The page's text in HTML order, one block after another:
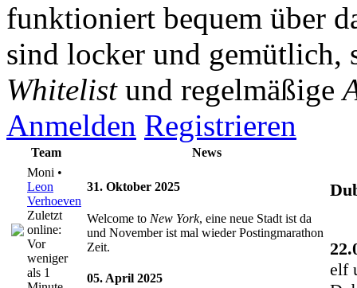
funktioniert bequem über
sind locker und gemütlich,
Whitelistund regelmäßige
Anmelden Registrieren
Team
News
Moni •
Leon
Verhoeven
Zuletzt
online:
Vor
weniger
als 1
31. Oktober 2025
Welcome to New York, eine neue Stadt ist da
und November ist mal wieder Postingmarathon
Zeit.
05. April 2025
elf